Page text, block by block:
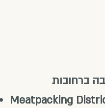
Meatpacking